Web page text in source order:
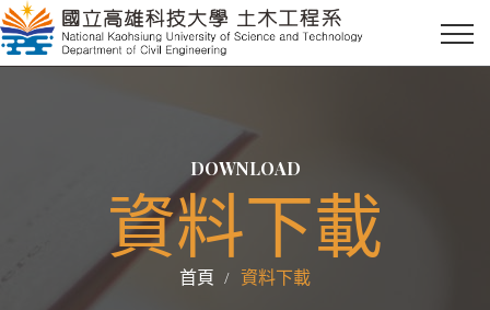
DOWNLOAD
資料下載
首頁 資料下載